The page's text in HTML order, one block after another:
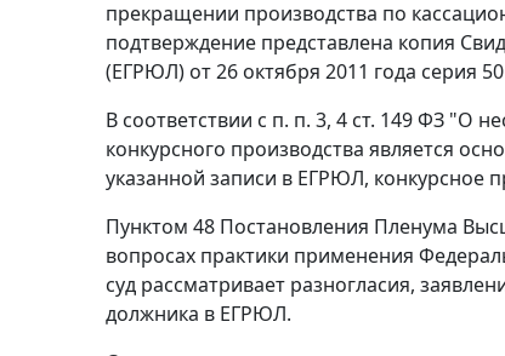
прекращении производства по
подтверждение представлена копия
(ЕГРЮЛ) от 26 октября 2011 года серия
В соответствии с п. п. 3, 4 ст. 149ФЗ "О
конкурсного производства является
указанной записи в ЕГРЮЛ, конкурсное
Пунктом 48 Постановления Пленума
вопросах практики применения
суд рассматривает разногласия,
должника в ЕГРЮЛ.